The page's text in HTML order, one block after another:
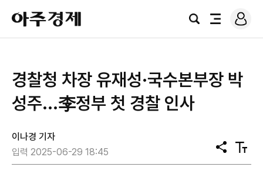
아
주
경
검
전
로
그
경찰청 차장 유재성·국수본부장 박
성주...李정부 첫 경찰 인사
이나경 기자
입력 2025-06-29 18:45
공
유
텍
스